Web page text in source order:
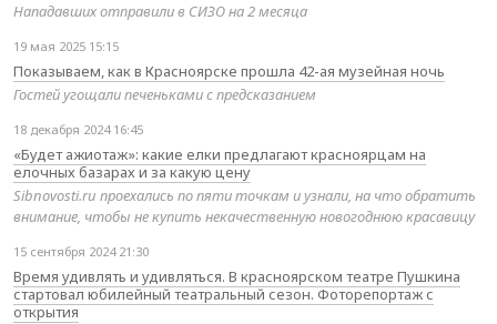
Нападавших отправили в СИЗО на 2 месяца
19 мая 2025 15:15
Показываем, как в Красноярске прошла 42-ая музейная ночь
Гостей угощали печеньками с предсказанием
18 декабря 2024 16:45
«Будет ажиотаж»: какие елки предлагают красноярцам на
елочных базарах и за какую цену
Sibnovosti.ru проехались по пяти точкам и узнали, на что обратить
внимание, чтобы не купить некачественную новогоднюю красавицу
15 сентября 2024 21:30
Время удивлять и удивляться. В красноярском театре Пушкина
стартовал юбилейный театральный сезон. Фоторепортаж с
открытия